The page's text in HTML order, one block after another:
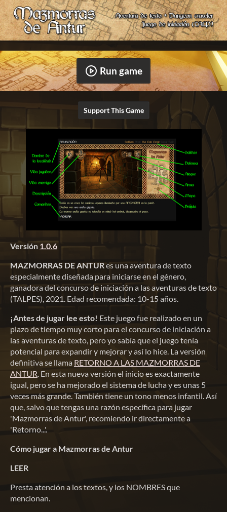
Run game
Support This Game
Versión 1.0.6
MAZMORRAS DE ANTURes una aventura de texto
especialmente diseñada para iniciarse en el género,
ganadora del concurso de iniciación a las aventuras de texto
(TALPES), 2021. Edad recomendada: 10-15 años.
¡Antes de jugar lee esto! Este juego fue realizado en un
plazo de tiempo muy corto para el concurso de iniciación a
las aventuras de texto, pero yo sabía que el juego tenía
potencial para expandir y mejorar y así lo hice. La versión
definitiva se llama RETORNO A LAS MAZMORRAS DE
ANTUR. En esta nueva versión el inicio es exactamente
igual, pero se ha mejorado el sistema de lucha y es unas 5
veces más grande. También tiene un tono menos infantil. Así
que, salvo que tengas una razón específica para jugar
'Mazmorras de Antur', recomiendo ir directamente a
'Retorno...'.
Cómo jugar a Mazmorras de Antur
LEER
Presta atención a los textos, y los NOMBRES que
mencionan.